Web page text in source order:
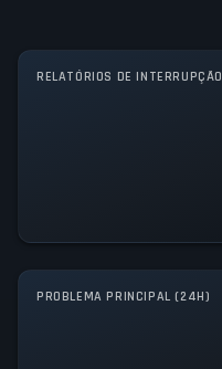
RELATÓRIOS DE INTERRUPÇÃO
PROBLEMA PRINCIPAL (24H)